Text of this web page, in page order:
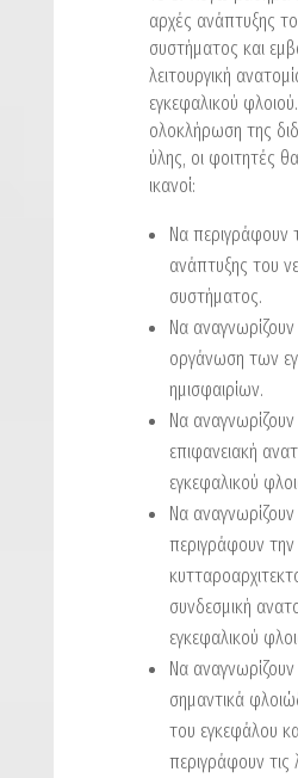
αρχές ανάπτυξης
συστήματος και
λειτουργική
εγκεφαλικού
ολοκλήρωση της
ύλης, οι φοιτητές θα
ικανοί:
Να περιγράφουν
ανάπτυξης του
συστήματος.
Να
οργάνωση των
ημισφαιρίων.
Να
επιφανειακή
εγκεφαλικού
Να αναγνωρίζουν
περιγράφουν την
συνδεσμική
εγκεφαλικού
Να
σημαντικά
του εγκεφάλου
περιγράφουν τις